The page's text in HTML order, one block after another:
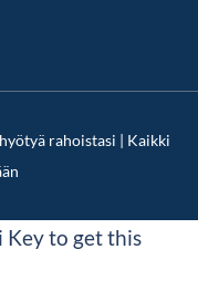
rahoistasi | Kaikki
Key to get this